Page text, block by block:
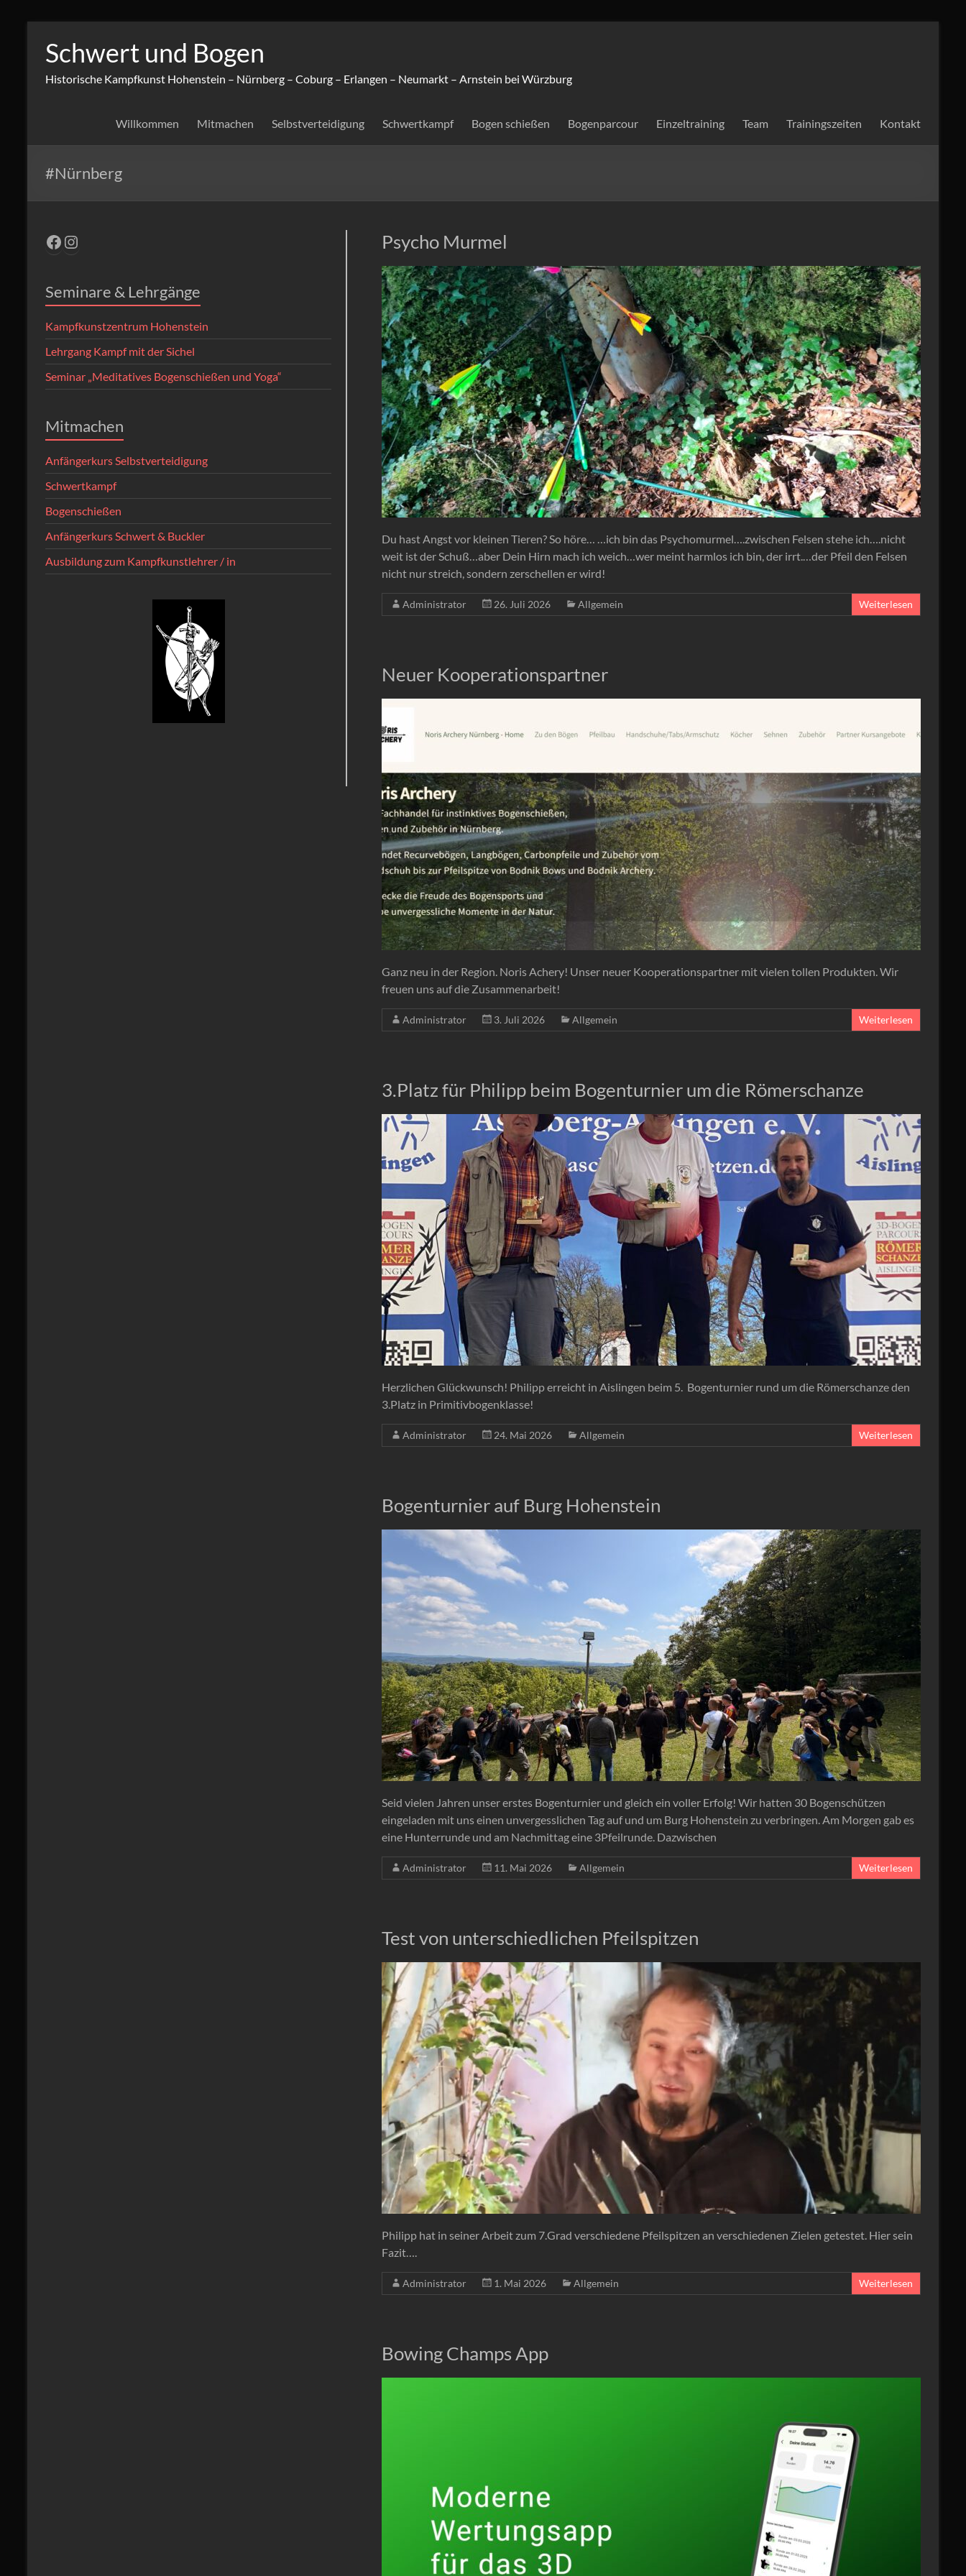
Inhalt
springen
Schwert und Bogen
Historische Kampfkunst Hohenstein – Nürnberg – Coburg – Erlangen – Neumarkt – Arnstein bei Würzburg
Willkommen Mitmachen Selbstverteidigung Schwertkampf Bogen schießen Bogenparcour Einzeltraining Team Trainingszeiten Kontakt
#Nürnberg
Psycho Murmel
Du hast Angst vor kleinen Tieren? So höre… …ich bin das Psychomurmel….zwischen Felsen stehe ich….nicht
weit ist der Schuß…aber Dein Hirn mach ich weich…wer meint harmlos ich bin, der irrt.…der Pfeil den Felsen
nicht nur streich, sondern zerschellen er wird!
Administrator 26. Juli 2026 Allgemein Weiterlesen
Neuer Kooperationspartner
Ganz neu in der Region. Noris Achery! Unser neuer Kooperationspartner mit vielen tollen Produkten. Wir
freuen uns auf die Zusammenarbeit!
Administrator 3. Juli 2026 Allgemein Weiterlesen
3.Platz für Philipp beim Bogenturnier um die Römerschanze
Herzlichen Glückwunsch! Philipp erreicht in Aislingen beim 5. Bogenturnier rund um die Römerschanze den
3.Platz in Primitivbogenklasse!
Administrator 24. Mai 2026 Allgemein Weiterlesen
Bogenturnier auf Burg Hohenstein
Seid vielen Jahren unser erstes Bogenturnier und gleich ein voller Erfolg! Wir hatten 30 Bogenschützen
eingeladen mit uns einen unvergesslichen Tag auf und um Burg Hohenstein zu verbringen. Am Morgen gab es
eine Hunterrunde und am Nachmittag eine 3Pfeilrunde. Dazwischen
Administrator 11. Mai 2026 Allgemein Weiterlesen
Test von unterschiedlichen Pfeilspitzen
Philipp hat in seiner Arbeit zum 7.Grad verschiedene Pfeilspitzen an verschiedenen Zielen getestet. Hier sein
Fazit….
Administrator 1. Mai 2026 Allgemein Weiterlesen
Bowing Champs App
Facebook
Instagram
Seminare & Lehrgänge
Kampfkunstzentrum Hohenstein
Lehrgang Kampf mit der Sichel
Seminar „Meditatives Bogenschießen und Yoga“
Mitmachen
Anfängerkurs Selbstverteidigung
Schwertkampf
Bogenschießen
Anfängerkurs Schwert & Buckler
Ausbildung zum Kampfkunstlehrer / in